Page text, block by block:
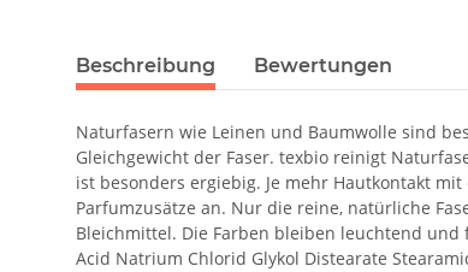
Beschreibung Bewertungen
Naturfasern wie Leinen und Baumwolle sind
Gleichgewicht der Faser. texbio reinigt
ist besonders ergiebig. Je mehr Hautkontakt
Parfumzusätze an. Nur die reine, natürliche
Bleichmittel. Die Farben bleiben leuchtend
Acid Natrium Chlorid Glykol Distearate